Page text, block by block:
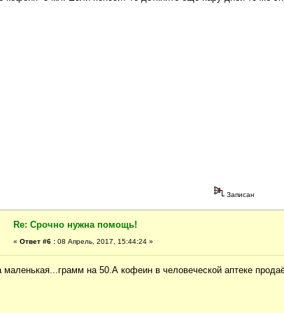
Записан
Re: Срочно нужна помощь!
« Ответ #6 : 08 Апрель, 2017, 15:44:24 »
маленькая...грамм на 50.А кофеин в человеческой аптеке